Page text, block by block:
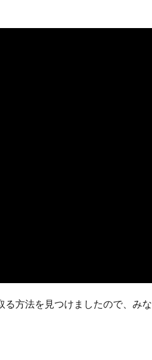
方法を見つけましたので、み